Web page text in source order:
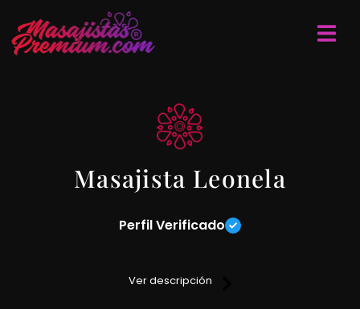
Masajista Leonela
Perfil Verificado
Deportivos, Descontracturantes, Anti Estrés, Sedativos y
Sensitivos, trabajo sobre camilla profesional.
Ver descripción